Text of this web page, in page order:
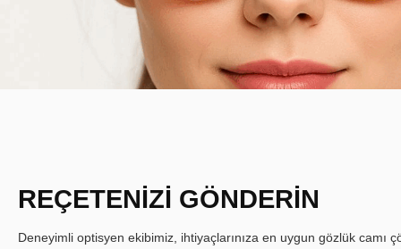
REÇETENİZİ GÖNDERİN
Deneyimli optisyen ekibimiz, ihtiyaçlarınıza en uygun gözlük camı